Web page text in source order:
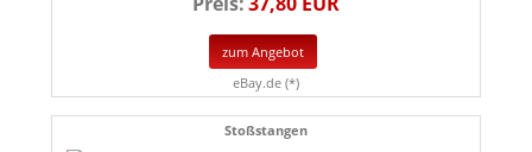
zum Angebot
eBay.de (*)
Stoßstangen